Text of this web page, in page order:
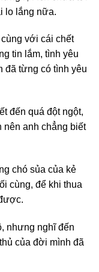
lo lắng nữa.
với cái chết
tin lắm, tình yêu
đã từng có tình yêu
đến quá đột ngột,
anh chẳng biết
chó sủa của kẻ
cùng, để khi thua
nhưng nghĩ đến
của đời mình đã